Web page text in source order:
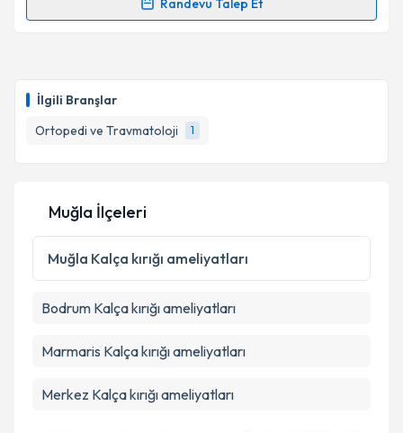
İlgili Branşlar
Ortopedi ve Travmatoloji
1
Randevu Talep Et
Randevu Takvimi Talebi
takvim hazırlandığında e-posta ile bilgilendireceğiz.
Kişisel verilerimin işlenmesine ilişkinAydınlatma
Metni
'ni okudum ve kişisel verilerimin belirtilen
kapsamda işlenmesini kabul ediyorum.
Muğla İlçeleri
Muğla Kalça kırığı ameliyatları
Bodrum Kalça kırığı ameliyatları
Marmaris Kalça kırığı ameliyatları
Merkez Kalça kırığı ameliyatları